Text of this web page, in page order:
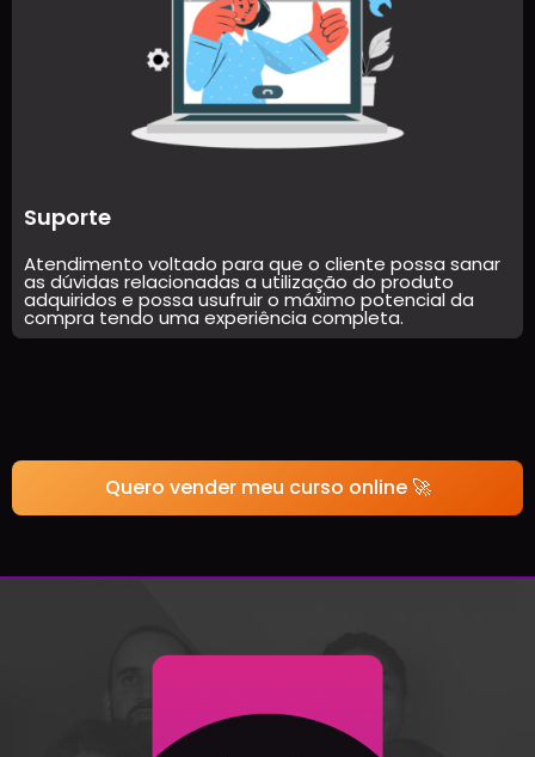
Suporte
Atendimento voltado para que o cliente possa sanar
as dúvidas relacionadas a utilização do produto
adquiridos e possa usufruir o máximo potencial da
compra tendo uma experiência completa.
Quero vender meu curso online 🚀